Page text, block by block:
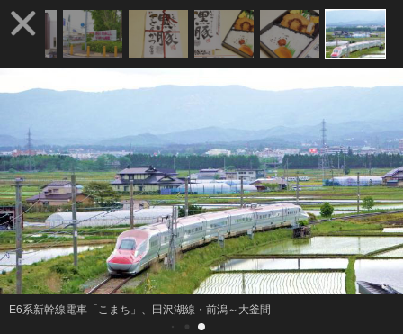
E6系新幹線電車「こまち」、田沢湖線・前潟～大釜間